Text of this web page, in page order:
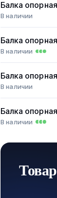
Балка опорная
В наличии
Балка опорная
В наличии
Балка опорная
В наличии
Балка опорная
В наличии